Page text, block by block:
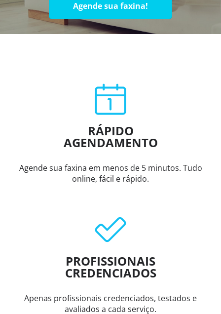
Agende sua faxina!
RÁPIDO
AGENDAMENTO
Agende sua faxina em menos de 5 minutos. Tudo
online, fácil e rápido.
PROFISSIONAIS
CREDENCIADOS
Apenas profissionais credenciados, testados e
avaliados a cada serviço.